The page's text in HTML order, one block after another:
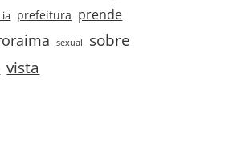
prefeitura prende
sexual sobre
vista